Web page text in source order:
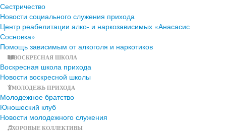
Сестричество
Новости социального служения прихода
Центр реабелитации алко- и наркозависимых «Анасасис
Сосновка»
Помощь зависимым от алкоголя и наркотиков
ВОСКРЕСНАЯ ШКОЛА
Воскресная школа прихода
Новости воскресной школы
МОЛОДЕЖЬ ПРИХОДА
Молодежное братство
Юношеский клуб
Новости молодежного служения
ХОРОВЫЕ КОЛЛЕКТИВЫ